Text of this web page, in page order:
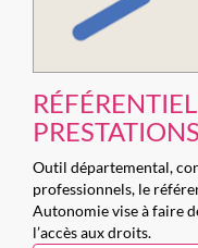
Outil départemental,
professionnels, le
Autonomie vise à faire
l’accès aux droits.